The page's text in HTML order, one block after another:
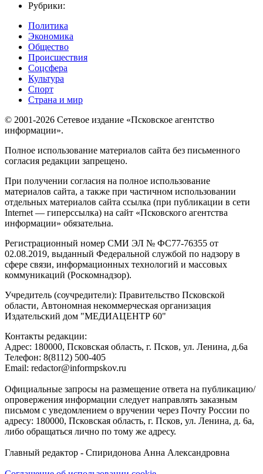
Рубрики:
Политика
Экономика
Общество
Происшествия
Соцсфера
Культура
Спорт
Страна и мир
© 2001-2026 Сетевое издание «Псковское агентство
информации».
Полное использование материалов сайта без письменного
согласия редакции запрещено.
При получении согласия на полное использование
материалов сайта, а также при частичном использовании
отдельных материалов сайта ссылка (при публикации в сети
Internet — гиперссылка) на сайт «Псковского агентства
информации» обязательна.
Регистрационный номер СМИ ЭЛ № ФС77-76355 от
02.08.2019, выданный Федеральной службой по надзору в
сфере связи, информационных технологий и массовых
коммуникаций (Роскомнадзор).
Учредитель (соучредители): Правительство Псковской
области, Автономная некоммерческая организация
Издательский дом "МЕДИАЦЕНТР 60"
Контакты редакции:
Адреc: 180000, Псковская область, г. Псков, ул. Ленина, д.6а
Телефон: 8(8112) 500-405
Email: redactor@informpskov.ru
Официальные запросы на размещение ответа на публикацию/
опровержения информации следует направлять заказным
письмом с уведомлением о вручении через Почту России по
адресу: 180000, Псковская область, г. Псков, ул. Ленина, д. 6а,
либо обращаться лично по тому же адресу.
Главный редактор - Спиридонова Анна Александровна